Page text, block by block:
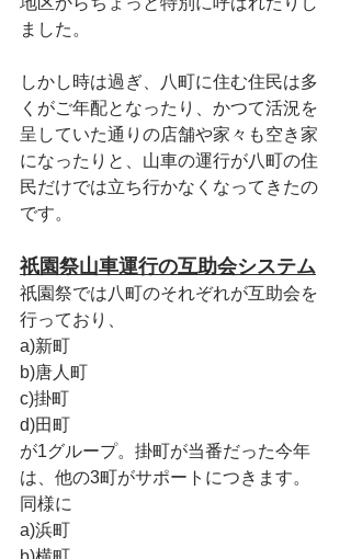
ました。
しかし時は過ぎ、八町に住む住民は多
くがご年配となったり、かつて活況を
呈していた通りの店舗や家々も空き家
になったりと、山車の運行が八町の住
民だけでは立ち行かなくなってきたの
です。
祇園祭山車運行の互助会システム
祇園祭では八町のそれぞれが互助会を
行っており、
a)新町
b)唐人町
c)掛町
d)田町
が1グループ。掛町が当番だった今年
は、他の3町がサポートにつきます。
同様に
a)浜町